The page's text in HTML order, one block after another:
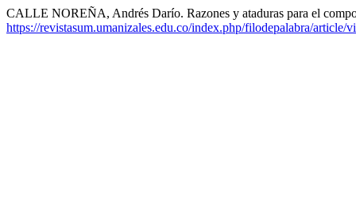
CALLE NOREÑA, Andrés Darío. Razones y ataduras para el
https://revistasum.umanizales.edu.co/index.php/filodepalabra/article/